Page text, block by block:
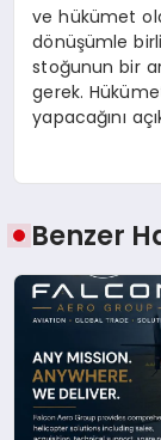
ve hükümet
dönüşümle
stoğunun bir
gerek.
yapacağını
Benzer